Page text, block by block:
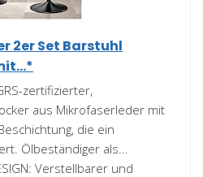
2er Set Barstuhl
zertifizierter,
aus Mikrofaserleder mit
die ein
Ölbeständiger als...
Verstellbarer und